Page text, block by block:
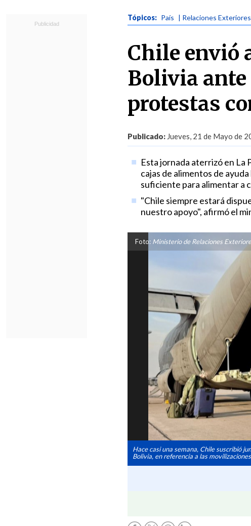
Tópicos: País | Relaciones Exteriores
Chile envió
Bolivia
protestas
Publicado: Jueves, 21 de Mayo de
Esta jornada aterrizó en La
cajas de alimentos de
suficiente para alimentar a
"Chile siempre estará
nuestro apoyo", afirmó el
Foto: Ministerio de Relaciones
Hace casi una semana, Chile suscribió
Bolivia, en referencia a las